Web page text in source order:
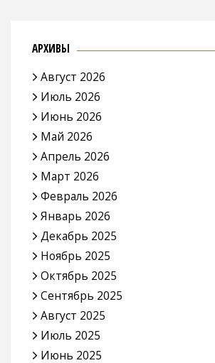
АРХИВЫ
Август 2026
Июль 2026
Июнь 2026
Май 2026
Апрель 2026
Март 2026
Февраль 2026
Январь 2026
Декабрь 2025
Ноябрь 2025
Октябрь 2025
Сентябрь 2025
Август 2025
Июль 2025
Июнь 2025